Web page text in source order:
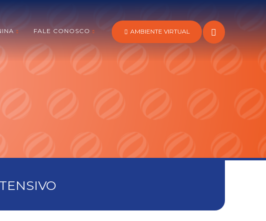
FALE CONOSCO AMBIENTE VIRTUAL